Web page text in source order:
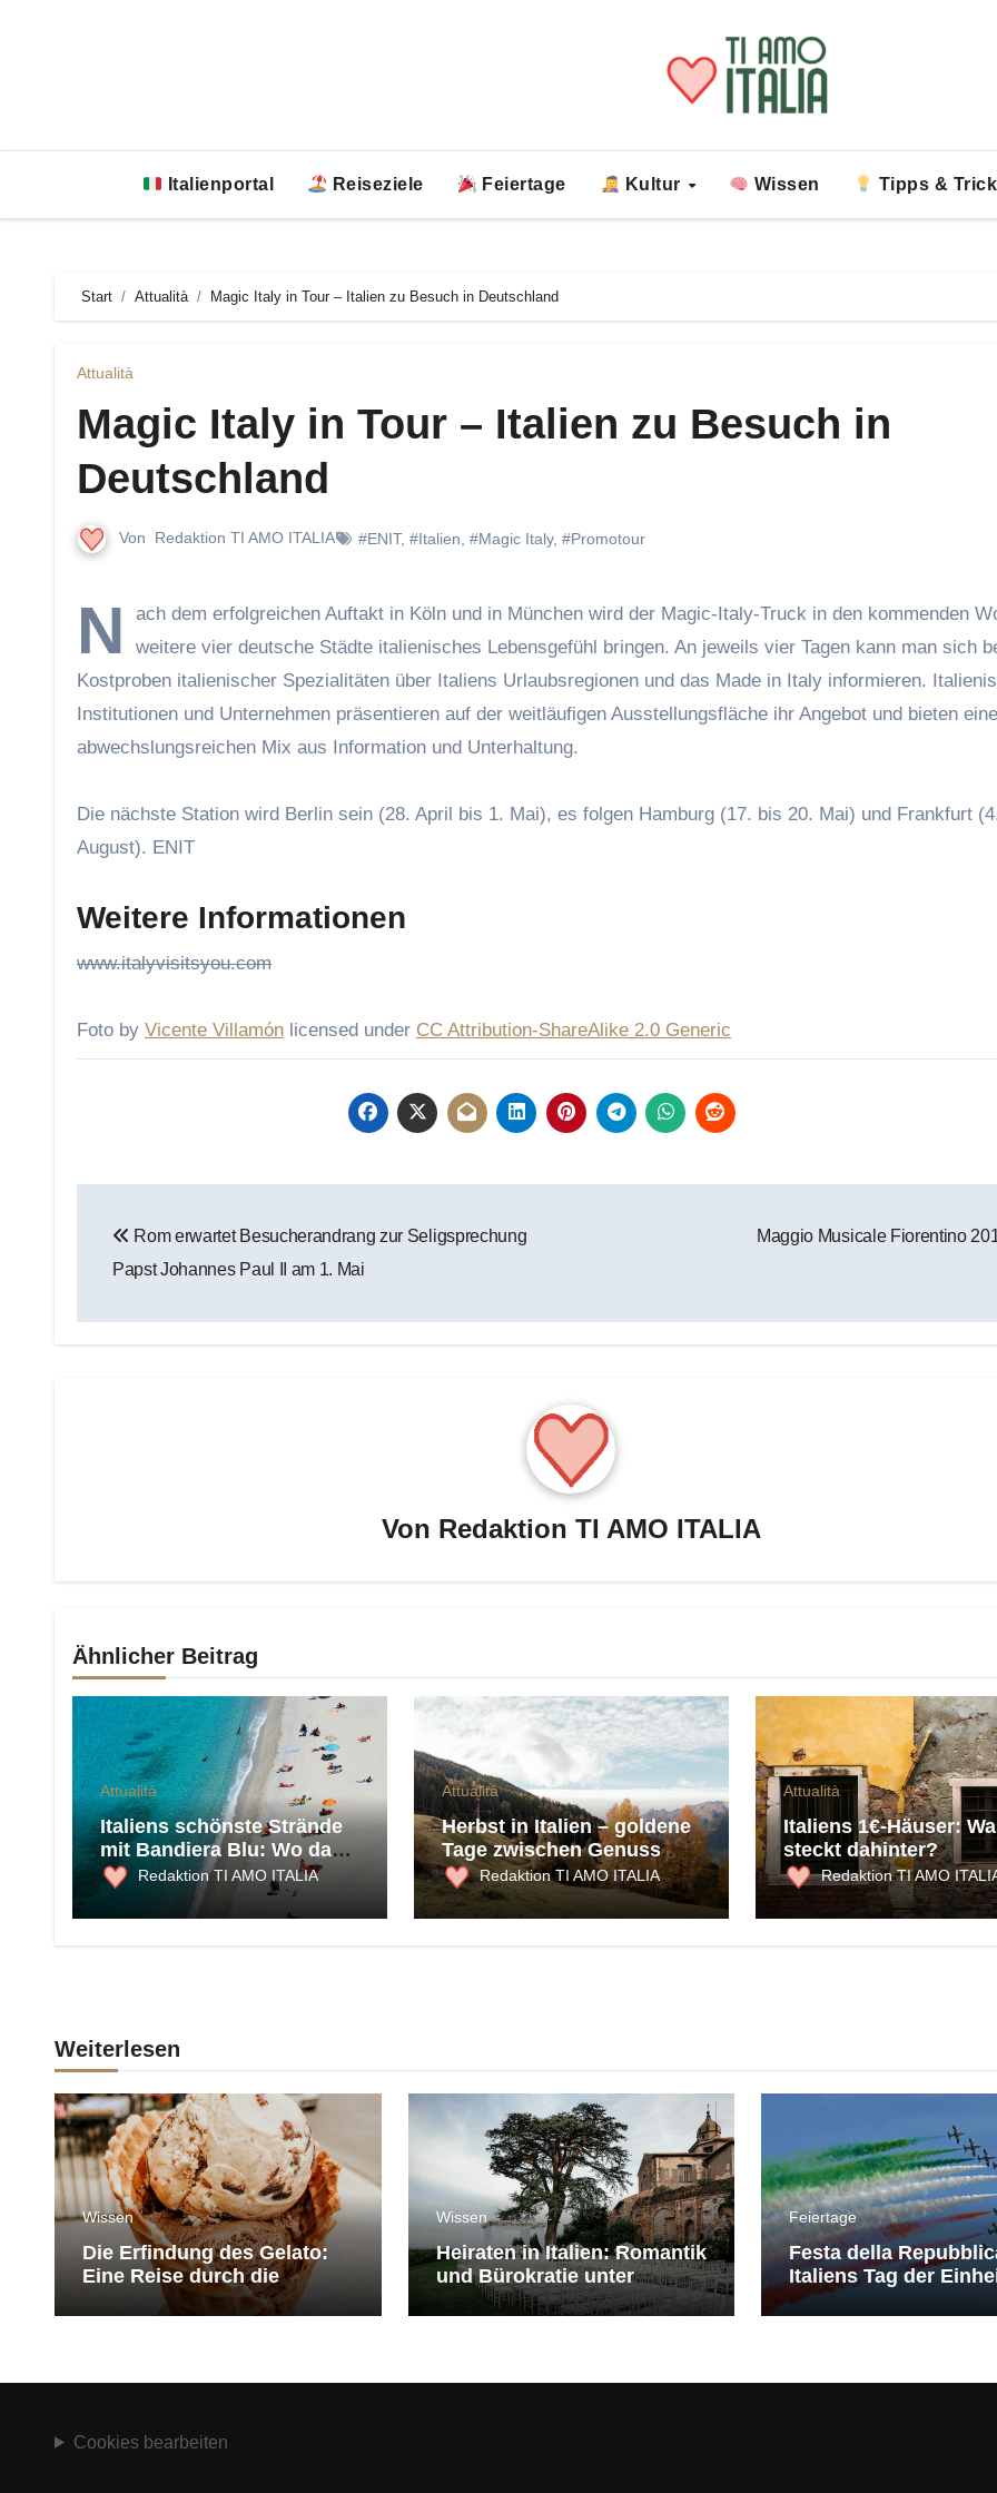
Italienportal Reiseziele Feiertage Kultur Wissen Tipps &
Start Attualità Magic Italy in Tour – Italien zu Besuch in Deutschland
Attualità
Magic Italy in Tour – Italien zu Besuch in
Deutschland
Von Redaktion TI AMO ITALIA #ENIT, #Italien #Magic Italy, #Promotour
N
ach dem erfolgreichen Auftakt in Köln und in München wird der Magic-Italy-Truck in den kommenden
weitere vier deutsche Städte italienisches Lebensgefühl bringen. An jeweils vier Tagen kann man sich
Kostproben italienischer Spezialitäten über Italiens Urlaubsregionen und das Made in Italy informieren.
Institutionen und Unternehmen präsentieren auf der weitläufigen Ausstellungsfläche ihr Angebot und bieten
abwechslungsreichen Mix aus Information und Unterhaltung.
Die nächste Station wird Berlin sein (28. April bis 1. Mai), es folgen Hamburg (17. bis 20. Mai) und Frankfurt
August). ENIT
Weitere Informationen
www.italyvisitsyou.com
Foto by Vicente Villamón licensed under CC Attribution-ShareAlike 2.0 Generic
Rom erwartet Besucherandrang zur Seligsprechung
Papst Johannes Paul II am 1. Mai
Maggio Musicale Fiorentino
Von Redaktion TI AMO ITALIA
Ähnlicher Beitrag
Attualità
Italiens schönste Strände
mit Bandiera Blu: Wo das
Meer 2026 am saubersten
ist
Redaktion TI AMO ITALIA
Attualità
Herbst in Italien – goldene
Tage zwischen Genuss
und Kultur
Redaktion TI AMO ITALIA
Attualità
Italiens 1€-Häuser:
steckt dahinter?
Redaktion TI AMO
Weiterlesen
Wissen
Die Erfindung des Gelato:
Eine Reise durch die
Geschichte der Eiscreme
Wissen
Heiraten in Italien: Romantik
und Bürokratie unter
mediterranem Himmel
Feiertage
Festa della
Italiens Tag der
Freiheit
Cookies bearbeiten